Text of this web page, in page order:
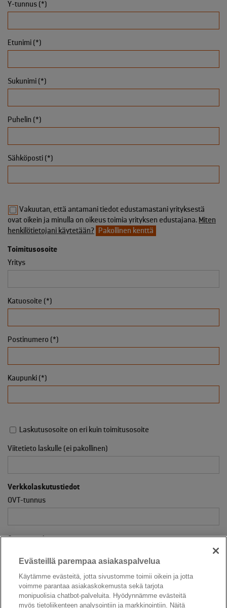
Y-tunnus (*)
Etunimi (*)
Sukunimi (*)
Puhelin (*)
Sähköposti (*)
Vakuutan, että antamani tiedot edustamastani yrityksestä
ovat oikein ja minulla on oikeus toimia yrityksen edustajana. Miten
henkilötietojani käytetään?
Pakollinen kenttä
Toimitusosoite
Yritys
Katuosoite (*)
Postinumero (*)
Kaupunki (*)
Laskutusosoite on eri kuin toimitusosoite
Viitetieto laskulle (ei pakollinen)
Verkkolaskutustiedot
OVT-tunnus
Operaattori
Kohde on vaikeakulkuisessa paikassa (täsmennä lisätiedot-
kentässä, esim. portaita, pieni hissi)
Evästeillä parempaa asiakaspalvelua
Käytämme evästeitä, jotta sivustomme toimii oikein ja jotta
voimme parantaa asiakaskokemusta sekä tarjota
monipuolisia chatbot-palveluita. Hyödynnämme evästeitä
myös tietoliikenteen analysointiin ja markkinointiin. Näitä